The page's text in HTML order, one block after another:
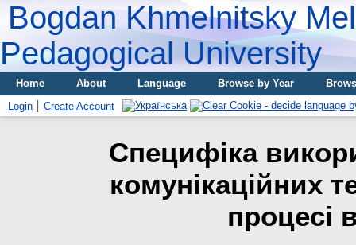
Bogdan Khmelnitsky
Pedagogical University
Home About Language Browse by Year
Login
Create Account
Специфіка
комунікаційних
процесі